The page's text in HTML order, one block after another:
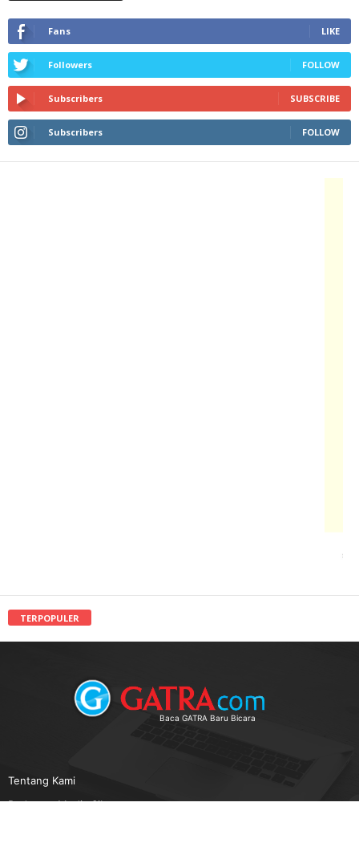
Fans LIKE
Followers FOLLOW
Subscribers SUBSCRIBE
Subscribers FOLLOW
TERPOPULER
Baca GATRA Baru Bicara
Tentang Kami
Pedoman Media Siber